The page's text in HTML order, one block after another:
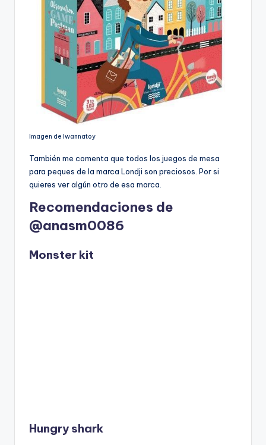
Imagen de Iwannatoy
También me comenta que todos los juegos de mesa
para peques de la marca Londji son preciosos. Por si
quieres ver algún otro de esa marca.
Recomendaciones de
@anasm0086
Monster kit
Hungry shark